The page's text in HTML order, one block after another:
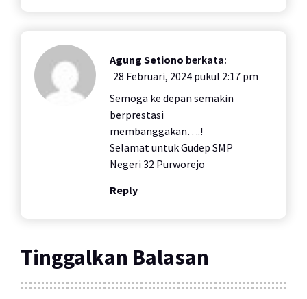
Agung Setiono berkata:
28 Februari, 2024 pukul 2:17 pm
Semoga ke depan semakin
berprestasi
membanggakan….!
Selamat untuk Gudep SMP
Negeri 32 Purworejo
Reply
Tinggalkan Balasan